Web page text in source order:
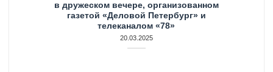
в дружеском вечере, организованном
газетой «Деловой Петербург» и
телеканалом «78»
20.03.2025